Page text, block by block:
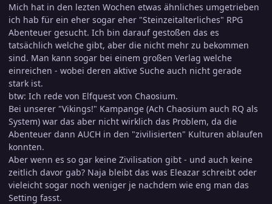
Mich hat in den lezten Wochen etwas ähnliches umgetrieben
ich hab für ein eher sogar eher "Steinzeitalterliches" RPG
Abenteuer gesucht. Ich bin darauf gestoßen das es
tatsächlich welche gibt, aber die nicht mehr zu bekommen
sind. Man kann sogar bei einem großen Verlag welche
einreichen - wobei deren aktive Suche auch nicht gerade
stark ist.
btw: Ich rede von Elfquest von Chaosium.
Bei unserer "Vikings!" Kampange (Ach Chaosium auch RQ als
System) war das aber nicht wirklich das Problem, da die
Abenteuer dann AUCH in den "zivilisierten" Kulturen ablaufen
konnten.
Aber wenn es so gar keine Zivilisation gibt - und auch keine
zeitlich davor gab? Naja bleibt das was Eleazar schreibt oder
vieleicht sogar noch weniger je nachdem wie eng man das
Setting fasst.